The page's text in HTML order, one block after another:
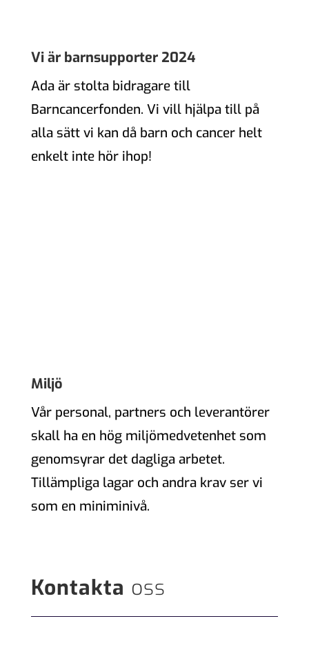
Vi är barnsupporter 2024
Ada är stolta bidragare till
Barncancerfonden. Vi vill hjälpa till på
alla sätt vi kan då barn och cancer helt
enkelt inte hör ihop!
Miljö
Vår personal, partners och leverantörer
skall ha en hög miljömedvetenhet som
genomsyrar det dagliga arbetet.
Tillämpliga lagar och andra krav ser vi
som en miniminivå.
Kontakta oss